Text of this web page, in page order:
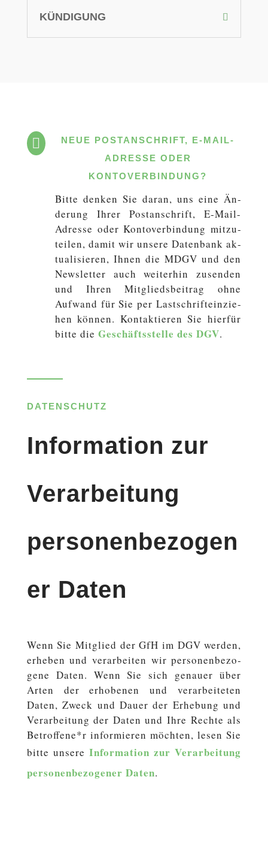
KÜNDIGUNG

NEUE POSTANSCHRIFT, E‑MAIL-
ADRESSE ODER
KONTOVERBINDUNG?
Bitte denken Sie daran, uns eine Än­
de­rung Ihrer Post­an­schrift, E‑Mail-
Adresse oder Kon­to­ver­bin­dung mit­zu­
tei­len, damit wir unsere Da­ten­bank ak­
tua­li­sie­ren, Ihnen die MDGV und den
News­let­ter auch wei­ter­hin zu­sen­den
und Ihren Mit­glieds­bei­trag ohne
Aufwand für Sie per Last­schrift­ein­zie­
hen können. Kon­tak­tie­ren Sie hierfür
bitte die Ge­schäfts­stel­le des DGV.
DATENSCHUTZ
Information zur
Verarbeitung
personenbezogen
er Daten
Wenn Sie Mit­glied der GfH im DGV werden,
erheben und ver­ar­bei­ten wir per­so­nen­be­zo­
ge­ne Daten. Wenn Sie sich genauer über
Arten der er­ho­be­nen und ver­ar­bei­te­ten
Daten, Zweck und Dauer der Er­he­bung und
Ver­ar­bei­tung der Daten und Ihre Rechte als
Betroffene*r in­for­mie­ren möchten, lesen Sie
bitte unsere In­for­ma­ti­on zur Ver­ar­bei­tung
per­so­nen­be­zo­ge­ner Daten.